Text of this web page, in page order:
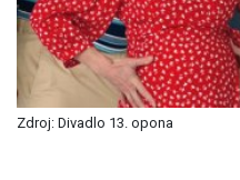
Zdroj: Divadlo 13. opona